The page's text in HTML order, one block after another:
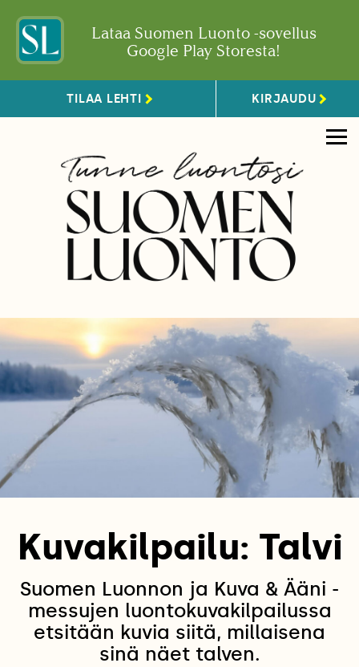
Lataa Suomen Luonto -sovellus
Google Play Storesta!
TILAA LEHTI KIRJAUDU
Kuvakilpailu: Talvi
Suomen Luonnon ja Kuva & Ääni -
messujen luontokuvakilpailussa
etsitään kuvia siitä, millaisena
sinä näet talven.